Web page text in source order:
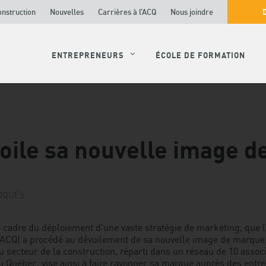
ENTREPRENEURS ÉCOLE DE FORMATION
Nouvelles Carrières à l’ACQ Nous joindre
sa nouvelle image
cadre du déploiement d’une vaste stratégie de marketing, que
a procédé au dévoilement de sa nouvelle image de
secteur de la construction, réparti dans un réseau de 10
Québec, vise ainsi à faire rayonner sa marque auprès des